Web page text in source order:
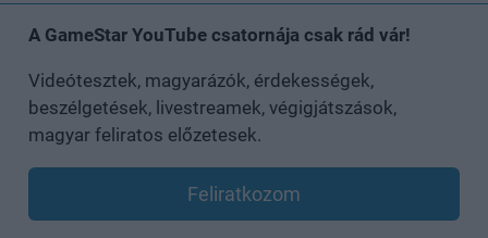
A GameStar YouTube csatornája csak rád vár!
Videótesztek, magyarázók, érdekességek,
beszélgetések, livestreamek, végigjátszások,
magyar feliratos előzetesek.
Feliratkozom